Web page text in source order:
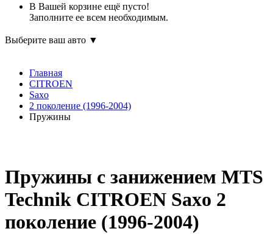
В Вашей корзине ещё пусто!
Заполните ее всем необходимым.
Выберите ваш авто ▼
Главная
CITROEN
Saxo
2 поколение (1996-2004)
Пружины
Пружины с занижением MTS
Technik CITROEN Saxo 2
поколение (1996-2004)